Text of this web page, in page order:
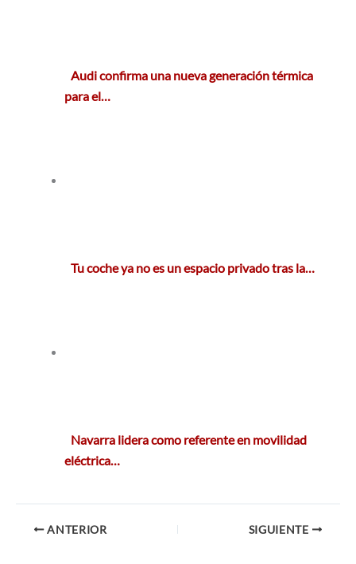
Audi confirma una nueva generación térmica
para el…
Tu coche ya no es un espacio privado tras la…
Navarra lidera como referente en movilidad
eléctrica…
ANTERIOR SIGUIENTE